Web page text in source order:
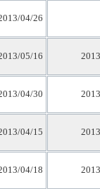
04/26
05/16
04/30
04/15
04/18